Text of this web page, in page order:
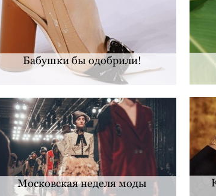
Бабушки бы одобрили!
Московская неделя моды